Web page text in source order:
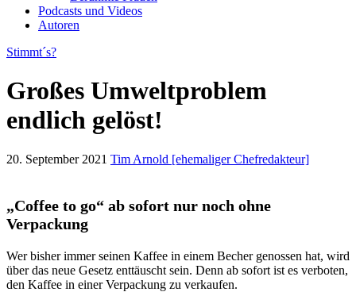
Podcasts und Videos
Autoren
Stimmt´s?
Großes Umweltproblem
endlich gelöst!
20. September 2021 Tim Arnold [ehemaliger Chefredakteur]
„Coffee to go“ ab sofort nur noch ohne
Verpackung
Wer bisher immer seinen Kaffee in einem Becher genossen hat, wird
über das neue Gesetz enttäuscht sein. Denn ab sofort ist es verboten,
den Kaffee in einer Verpackung zu verkaufen.